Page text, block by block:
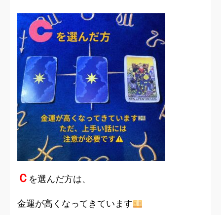
Ｃ を選んだ方は、
金運が高くなってきています